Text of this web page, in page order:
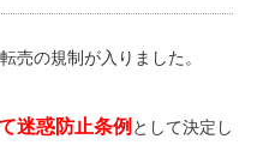
売の規制が入りました。
迷惑防止条例 として決定し